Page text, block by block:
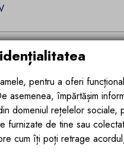
pentru a oferi
asemenea, împărtășim
domeniul rețelelor sociale,
furnizate de tine sau
cum îți poți retrage